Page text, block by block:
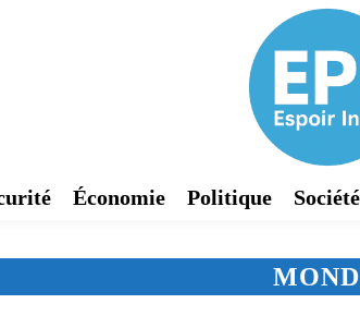
Économie Politique Société